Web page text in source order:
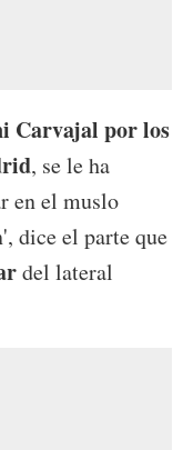
Carvajal por los
, se le ha
en el muslo
dice el parte que
del lateral